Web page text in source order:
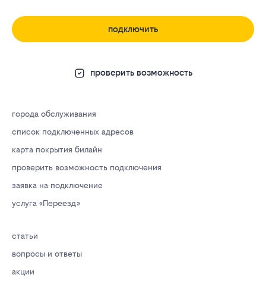
подключить
проверить возможность
города обслуживания
список подключенных адресов
карта покрытия билайн
проверить возможность подключения
заявка на подключение
услуга «Переезд»
статьи
вопросы и ответы
акции